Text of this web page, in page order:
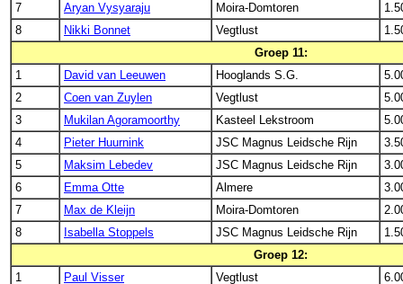
7
Aryan Vysyaraju Moira-Domtoren
8
Nikki Bonnet Vegtlust
Groep 11:
1
David van Leeuwen Hooglands S.G.
2
Coen van Zuylen Vegtlust
3
Mukilan Agoramoorthy Kasteel Lekstroom
4
Pieter Huurnink JSC Magnus Leidsche Rijn
5
Maksim Lebedev JSC Magnus Leidsche Rijn
6
Emma Otte Almere
7
Max de Kleijn Moira-Domtoren
8
Isabella Stoppels JSC Magnus Leidsche Rijn
Groep 12:
1
Paul Visser Vegtlust